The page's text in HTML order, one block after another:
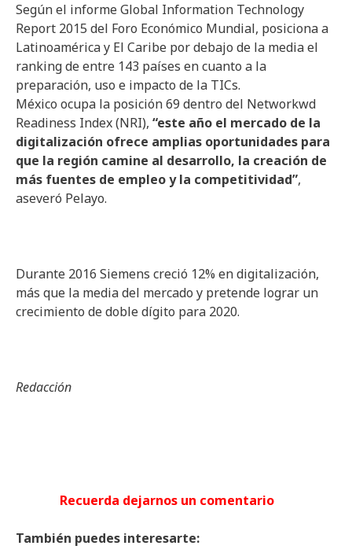
Según el informe Global Information Technology
Report 2015 del Foro Económico Mundial, posiciona a
Latinoamérica y El Caribe por debajo de la media el
ranking de entre 143 países en cuanto a la
preparación, uso e impacto de la TICs.
México ocupa la posición 69 dentro del Networkwd
Readiness Index (NRI), “este año el mercado de la
digitalización ofrece amplias oportunidades para
que la región camine al desarrollo, la creación de
más fuentes de empleo y la competitividad”,
aseveró Pelayo.
Durante 2016 Siemens creció 12% en digitalización,
más que la media del mercado y pretende lograr un
crecimiento de doble dígito para 2020.
Redacción
Recuerda dejarnosun comentario
También puedes interesarte: